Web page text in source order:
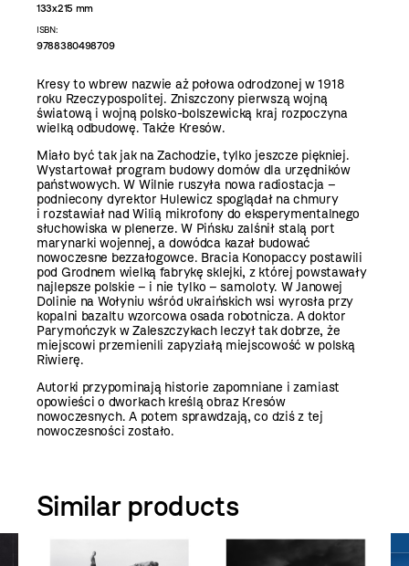
133x215 mm
ISBN:
9788380498709
Kresy to wbrew nazwie aż połowa odrodzonej w 1918
roku Rzeczypospolitej. Zniszczony pierwszą wojną
światową i wojną polsko-bolszewicką kraj rozpoczyna
wielką odbudowę. Także Kresów.
Miało być tak jak na Zachodzie, tylko jeszcze piękniej.
Wystartował program budowy domów dla urzędników
państwowych. W Wilnie ruszyła nowa radiostacja –
podniecony dyrektor Hulewicz spoglądał na chmury
i rozstawiał nad Wilią mikrofony do eksperymentalnego
słuchowiska w plenerze. W Pińsku zalśnił stalą port
marynarki wojennej, a dowódca kazał budować
nowoczesne bezzałogowce. Bracia Konopaccy postawili
pod Grodnem wielką fabrykę sklejki, z której powstawały
najlepsze polskie – i nie tylko – samoloty. W Janowej
Dolinie na Wołyniu wśród ukraińskich wsi wyrosła przy
kopalni bazaltu wzorcowa osada robotnicza. A doktor
Parymończyk w Zaleszczykach leczył tak dobrze, że
miejscowi przemienili zapyziałą miejscowość w polską
Riwierę.
Autorki przypominają historie zapomniane i zamiast
opowieści o dworkach kreślą obraz Kresów
nowoczesnych. A potem sprawdzają, co dziś z tej
nowoczesności zostało.
Similar products